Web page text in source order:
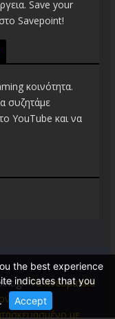
Save your
Savepoint!
κοινότητα.
συζητάμε
YouTube και να
. Τα πνευματικά
με
the best experience
indicates that you
. Accept